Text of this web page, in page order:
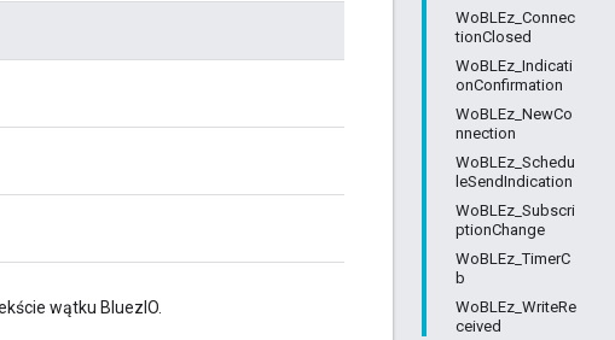
WoBLEz_Connec
tionClosed
WoBLEz_Indicati
onConfirmation
WoBLEz_NewCo
nnection
WoBLEz_Schedu
leSendIndication
WoBLEz_Subscri
ptionChange
WoBLEz_TimerC
b
WoBLEz_WriteRe
ceived
wątku BluezIO.